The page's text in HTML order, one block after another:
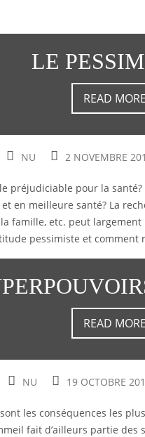
LE
READ
NU 2 NOVEMBRE
préjudiciable pour la
en meilleure santé? La
famille, etc. peut
pessimiste et
READ
NU 19 OCTOBRE
les conséquences les
fait d’ailleurs partie